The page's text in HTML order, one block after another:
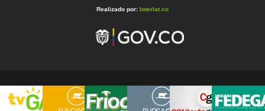
Realizado por: Interlat.co